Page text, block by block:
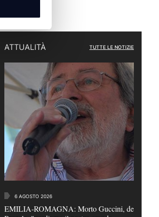
ATTUALITÀ TUTTE LE NOTIZIE
6 AGOSTO 2026
EMILIA-ROMAGNA: Morto Guccini, de